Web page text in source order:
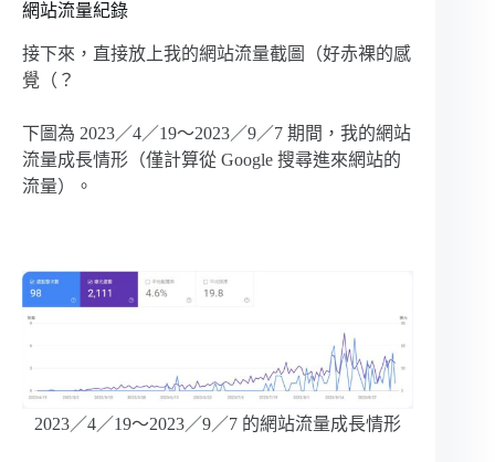
網站流量紀錄
接下來，直接放上我的網站流量截圖（好赤裸的感
覺（？
下圖為 2023／4／19～2023／9／7 期間，我的網站
流量成長情形（僅計算從 Google 搜尋進來網站的
流量）。
2023／4／19～2023／9／7 的網站流量成長情形